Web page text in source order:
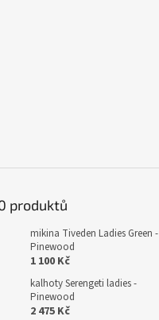
produktů
mikina Tiveden Ladies Green -
Pinewood
1 100 Kč
kalhoty Serengeti ladies -
Pinewood
2 475 Kč